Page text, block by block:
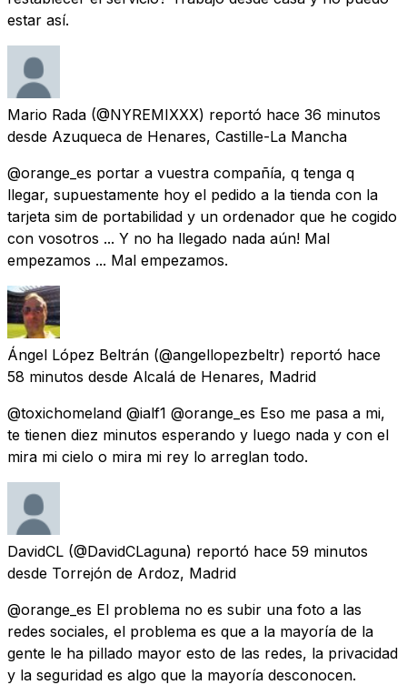
estar así.
Mario Rada (@NYREMIXXX) reportó hace 36 minutos
desde Azuqueca de Henares, Castille-La Mancha
@orange_es portar a vuestra compañía, q tenga q
llegar, supuestamente hoy el pedido a la tienda con la
tarjeta sim de portabilidad y un ordenador que he cogido
con vosotros ... Y no ha llegado nada aún! Mal
empezamos ... Mal empezamos.
Ángel López Beltrán (@angellopezbeltr) reportó hace
58 minutos desde Alcalá de Henares, Madrid
@toxichomeland @ialf1 @orange_es Eso me pasa a mi,
te tienen diez minutos esperando y luego nada y con el
mira mi cielo o mira mi rey lo arreglan todo.
DavidCL (@DavidCLaguna) reportó hace 59 minutos
desde Torrejón de Ardoz, Madrid
@orange_es El problema no es subir una foto a las
redes sociales, el problema es que a la mayoría de la
gente le ha pillado mayor esto de las redes, la privacidad
y la seguridad es algo que la mayoría desconocen.